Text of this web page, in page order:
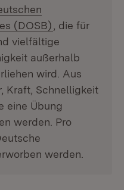
(DOSB) (Öffnet in
, die für
vielfältige
außerhalb
wird. Aus
Kraft, Schnelligkeit
eine Übung
werden. Pro
werden.